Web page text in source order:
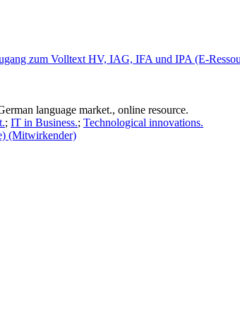
zum Volltext HV, IAG, IFA und IPA (E-
language market., online resource.
; IT in Business.; Technological innovations.
(Mitwirkender)